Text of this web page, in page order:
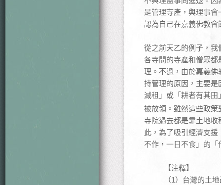
是管理寺產，與理事
認為自己在嘉義佛教
從之前天乙的例子，
各寺間的寺產和僧眾
理。不過，由於嘉義
持管理的原因，主要
減租」或「耕者有其田
被放領。雖然這些政
寺院過去都是靠土地
此，為了吸引經濟支
不作，一日不食」的
【注釋】
（1）台灣的土